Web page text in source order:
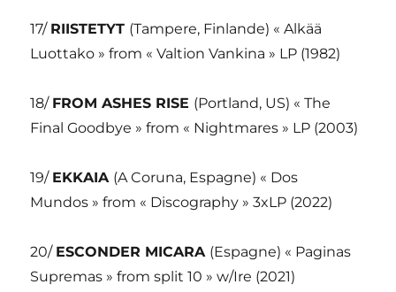
17/ RIISTETYT (Tampere, Finlande) « Alkää
Luottako » from « Valtion Vankina » LP (1982)
18/ FROM ASHES RISE (Portland, US) « The
Final Goodbye » from « Nightmares » LP (2003)
19/ EKKAIA (A Coruna, Espagne) « Dos
Mundos » from « Discography » 3xLP (2022)
20/ ESCONDER MICARA (Espagne) « Paginas
Supremas » from split 10 » w/Ire (2021)